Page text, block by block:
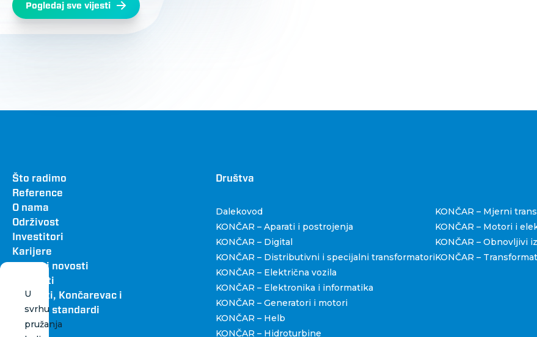
Pogledaj sve vijesti
Footer
Što radimo
Reference
O nama
Održivost
Investitori
Karijere
Vijesti i novosti
Kontakti
Katalozi, Končarevac i
grafički standardi
Društva
Društva
Dalekovod
KONČAR – Aparati i postrojenja
KONČAR – Digital
KONČAR – Distributivni i specijalni transformatori
KONČAR – Električna vozila
KONČAR – Elektronika i informatika
KONČAR – Generatori i motori
KONČAR – Helb
KONČAR – Hidroturbine
KONČAR – Mjerni
KONČAR – Motori i
KONČAR – Obnovljivi
KONČAR –
U
svrhu
pružanja